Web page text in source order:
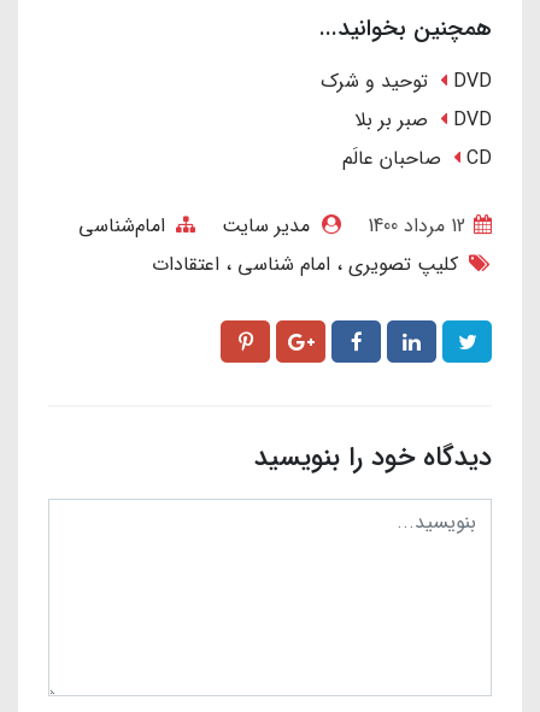
همچنین بخوانید...
DVD توحید و شرک
DVD صبر بر بلا
CD صاحبان عالَم
مدیر سایت
امام‌شناسی
کلیپ تصویری
امام شناسی اعتقادات
دیدگاه خود را بنویسید